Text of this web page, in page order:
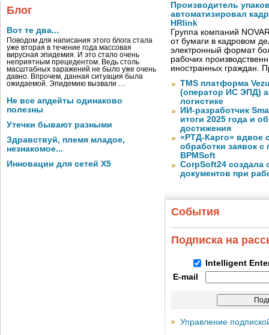
Блог
Вот те два...
Поводом для написания этого блога стала
уже вторая в течение года массовая
вирусная эпидемия. И это стало очень
неприятным прецедентом. Ведь столь
масштабных заражений не было уже очень
давно. Впрочем, данная ситуация была
ожидаемой. Эпидемию вызвали …
Не все апдейты одинаково
полезны
Утечки бывают разными
Здравствуй, племя младое,
незнакомое...
Инновации для сетей X5
Производитель
автоматизировал
HRlink
Группа компаний
от бумаги в кадровом
электронный формат
рабочих
иностранных граждан.
TMS платформа
(оператор ИС ЭПД)
логистике
ИИ-разработчик
итоги 2025 года и
достижения
«РТД-Карго» вдвое
обработки заявок
BPMSoft
CorpSoft24 создала
документов при
События
Подписка на
Intelligent
E-mail
Управление